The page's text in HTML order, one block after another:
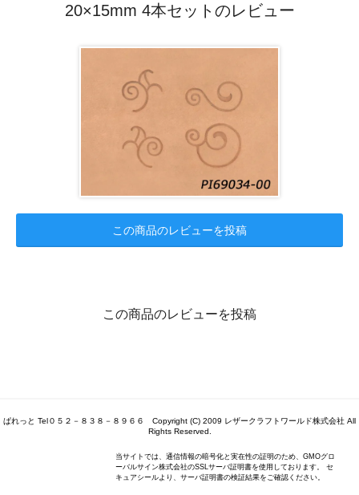
20×15mm 4本セットのレビュー
この商品のレビューを投稿
この商品のレビューを投稿
ぱれっと Tel０５２－８３８－８９６６ Copyright (C) 2009 レザークラフトワールド株式会社 All
Rights Reserved.
当サイトでは、通信情報の暗号化と実在性の証明のため、GMOグロ
ーバルサイン株式会社のSSLサーバ証明書を使用しております。 セ
キュアシールより、サーバ証明書の検証結果をご確認ください。